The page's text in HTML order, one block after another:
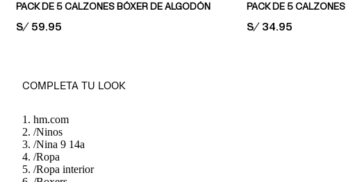
PACK DE 5 CALZONES BÓXER DE ALGODÓN
PRICE:
S/ 59.95
PACK DE 5 CALZONES
PRICE:
S/ 34.95
COMPLETA TU LOOK
hm.com
/Ninos
/Nina 9 14a
/Ropa
/Ropa interior